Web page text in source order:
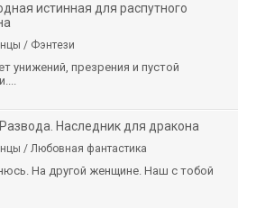
истинная для распутного
/ Фэнтези
унижений, презрения и пустой
Наследник для дракона
/ Любовная фантастика
На другой женщине. Наш с тобой